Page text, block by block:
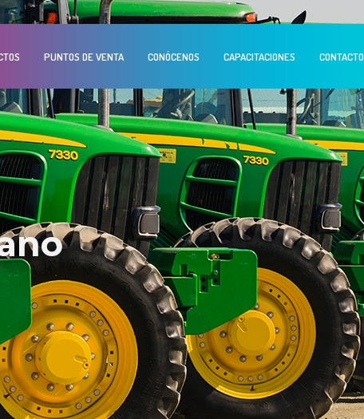
PUNTOS DE VENTA CONÓCENOS CAPACITACIONES CONTACTO